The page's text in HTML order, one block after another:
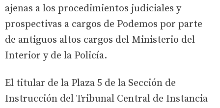
ajenas a los procedimientos judiciales y
prospectivas a cargos de Podemos por parte
de antiguos altos cargos del Ministerio del
Interior y de la Policía.
El titular de la Plaza 5 de la Sección de
Instrucción del Tribunal Central de Instancia